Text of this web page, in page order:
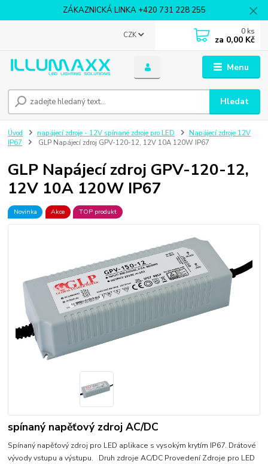
ZÁKAZNICKÁ LINKA +420 731 228 255
Menu
CZK
Hledat
0 ks
za 0,00 Kč
Úvod napájecí zdroje - 12V spínané zdroje pro LED
Napájecí zdroje 12V
IP67
GLP Napájecí zdroj GPV-120-12, 12V 10A 120W IP67
GLP Napájecí zdroj GPV-120-12,
12V 10A 120W IP67
Novinka Akce TOP produkt
spínaný napěťový zdroj AC/DC
Spínaný napěťový zdroj pro LED aplikace s vysokým krytím IP67. Drátové
vývody vstupu a výstupu. Druh zdroje AC/DC Provedení Zdroje pro LED